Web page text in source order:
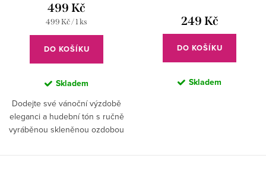
499 Kč
Měrná
cena:
499 Kč / 1 ks
DO KOŠÍKU
Skladem
Dodejte své vánoční výzdobě
eleganci a hudební tón s ručně
vyráběnou skleněnou ozdobou
249 Kč
DO KOŠÍKU
Skladem